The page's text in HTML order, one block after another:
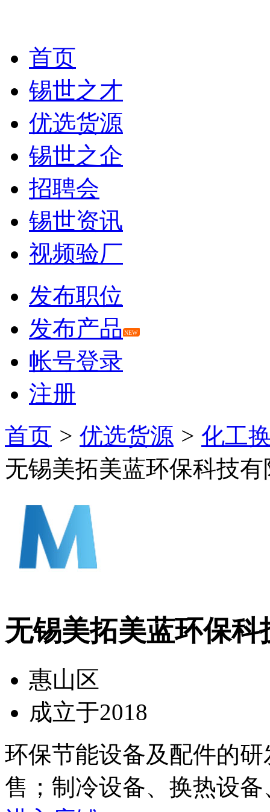
首页
锡世之才
优选货源
锡世之企
招聘会
锡世资讯
视频验厂
发布职位
发布产品 NEW
帐号登录
注册
首页 > 优选货源 > 化工
无锡美拓美蓝环保科技
无锡美拓美蓝环保科
惠山区
成立于2018
环保节能设备及配件的
售；制冷设备、换热设备